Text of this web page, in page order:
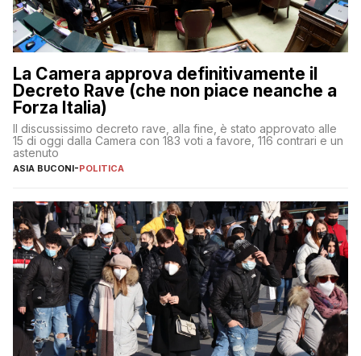
La Camera approva definitivamente il
Decreto Rave (che non piace neanche a
Forza Italia)
Il discussissimo decreto rave, alla fine, è stato approvato alle
15 di oggi dalla Camera con 183 voti a favore, 116 contrari e un
astenuto
ASIA BUCONI-POLITICA